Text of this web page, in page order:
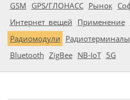
GSM GPS/ГЛОНАСС Рынок
Интернет вещей Применение
Радиомодули Радиотерминалы
Bluetooth ZigBee NB-IoT 5G